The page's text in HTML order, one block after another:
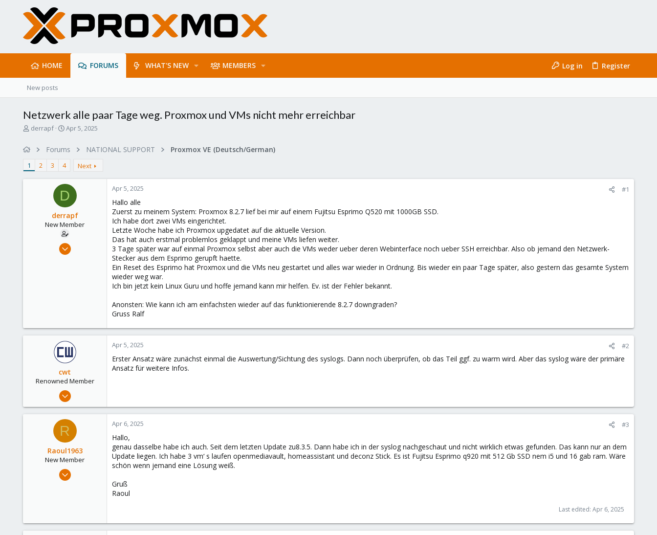
HOME FORUMS WHAT'S NEW MEMBERS Log in Register
New posts
Netzwerk alle paar Tage weg. Proxmox und VMs nicht mehr erreichbar
T
d
s
derrapf
S
r
a
t
e
Apr 5, 2025
Forums NATIONAL SUPPORT Proxmox VE (Deutsch/German)
1 2 3 4 Next
D
derrapf
New Member
Oct 12, 2024
Apr 5, 2025 #1
Hallo alle
Zuerst zu meinem System: Proxmox 8.2.7 lief bei mir auf einem Fujitsu Esprimo Q520 mit 1000GB SSD.
Ich habe dort zwei VMs eingerichtet.
Letzte Woche habe ich Proxmox upgedatet auf die aktuelle Version.
Das hat auch erstmal problemlos geklappt und meine VMs liefen weiter.
3 Tage später war auf einmal Proxmox selbst aber auch die VMs weder ueber deren Webinterface noch ueber SSH erreichbar. Also ob jemand den Netzwerk-
Stecker aus dem Esprimo gerupft haette.
Ein Reset des Esprimo hat Proxmox und die VMs neu gestartet und alles war wieder in Ordnung. Bis wieder ein paar Tage später, also gestern das gesamte System
wieder weg war.
Ich bin jetzt kein Linux Guru und hoffe jemand kann mir helfen. Ev. ist der Fehler bekannt.
Anonsten: Wie kann ich am einfachsten wieder auf das funktionierende 8.2.7 downgraden?
Gruss Ralf
cwt
Renowned Member
May 30, 2022
432
Apr 5, 2025 #2
Erster Ansatz wäre zunächst einmal die Auswertung/Sichtung des syslogs. Dann noch überprüfen, ob das Teil ggf. zu warm wird. Aber das syslog wäre der primäre
Ansatz für weitere Infos.
R
Raoul1963
New Member
Apr 6, 2025
Apr 6, 2025 #3
Hallo,
genau dasselbe habe ich auch. Seit dem letzten Update zu8.3.5. Dann habe ich in der syslog nachgeschaut und nicht wirklich etwas gefunden. Das kann nur an dem
Update liegen. Ich habe 3 vm‘ s laufen openmediavault, homeassistant und deconz Stick. Es ist Fujitsu Esprimo q920 mit 512 Gb SSD nem i5 und 16 gab ram. Wäre
schön wenn jemand eine Lösung weiß.
Gruß
Raoul
Last edited: Apr 6, 2025